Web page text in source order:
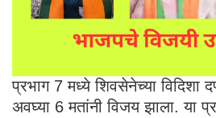
प्रभाग 7 मध्ये शिवसेनेच्या विदिशा
अवघ्या 6 मतांनी विजय झाला. या